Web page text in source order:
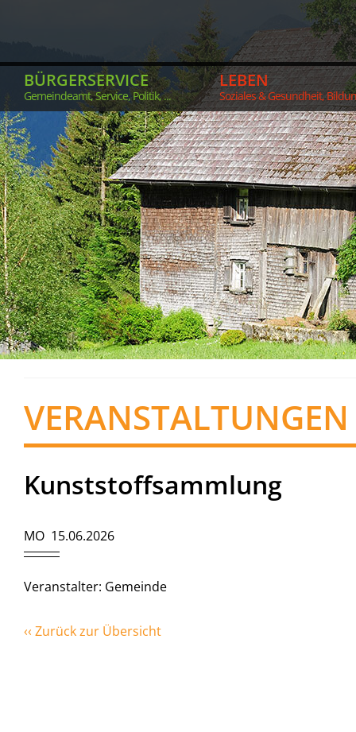
BÜRGERSERVICE
Gemeindeamt, Service, Politik, ...
LEBEN
Soziales & Gesundheit,
VERANSTALTUNGEN
Kunststoffsammlung
MO 15.06.2026
Veranstalter: Gemeinde
‹‹ Zurück zur Übersicht